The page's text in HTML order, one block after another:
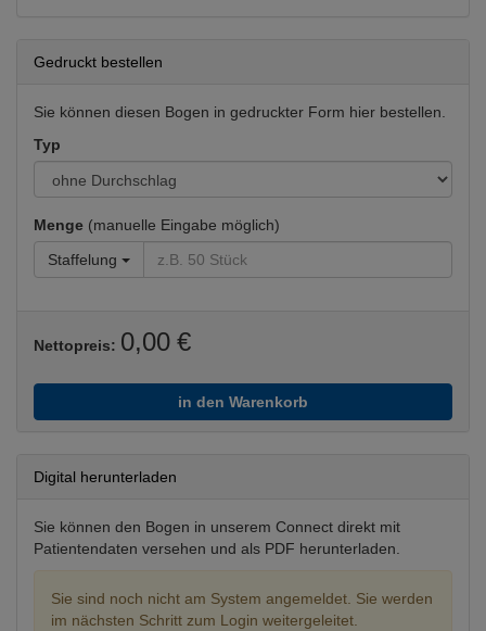
Gedruckt bestellen
Sie können diesen Bogen in gedruckter Form hier bestellen.
Typ
Menge (manuelle Eingabe möglich)
Staffelung
Nettopreis: 0,00 €
in den Warenkorb
Digital herunterladen
Sie können den Bogen in unserem Connect direkt mit
Patientendaten versehen und als PDF herunterladen.
Sie sind noch nicht am System angemeldet. Sie werden
im nächsten Schritt zum Login weitergeleitet.